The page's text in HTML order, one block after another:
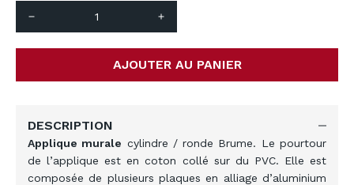
add
remove
AJOUTER AU PANIER
DESCRIPTION
Applique murale cylindre / ronde Brume. Le pourtour
de l’applique est en coton collé sur du PVC. Elle est
composée de plusieurs plaques en alliage d’aluminium